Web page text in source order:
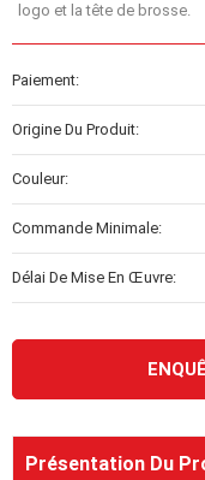
logo et la tête de brosse.
Paiement:
Origine Du Produit:
Couleur:
Commande Minimale:
Délai De Mise En Œuvre:
Présentation Du